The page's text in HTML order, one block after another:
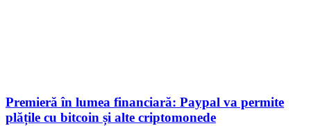
Premieră în lumea financiară: Paypal va permite
plățile cu bitcoin și alte criptomonede